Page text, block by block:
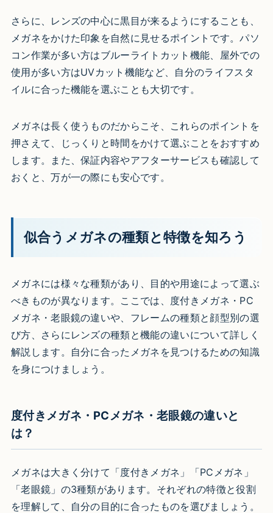
さらに、レンズの中心に黒目が来るようにすることも、
メガネをかけた印象を自然に見せるポイントです。パソ
コン作業が多い方はブルーライトカット機能、屋外での
使用が多い方はUVカット機能など、自分のライフスタ
イルに合った機能を選ぶことも大切です。
メガネは長く使うものだからこそ、これらのポイントを
押さえて、じっくりと時間をかけて選ぶことをおすすめ
します。また、保証内容やアフターサービスも確認して
おくと、万が一の際にも安心です。
似合うメガネの種類と特徴を知ろう
メガネには様々な種類があり、目的や用途によって選ぶ
べきものが異なります。ここでは、度付きメガネ・PC
メガネ・老眼鏡の違いや、フレームの種類と顔型別の選
び方、さらにレンズの種類と機能の違いについて詳しく
解説します。自分に合ったメガネを見つけるための知識
を身につけましょう。
度付きメガネ・PCメガネ・老眼鏡の違いと
は？
メガネは大きく分けて「度付きメガネ」「PCメガネ」
「老眼鏡」の3種類があります。それぞれの特徴と役割
を理解して、自分の目的に合ったものを選びましょう。